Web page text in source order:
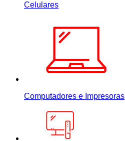
Celulares
Computadores e Impresoras